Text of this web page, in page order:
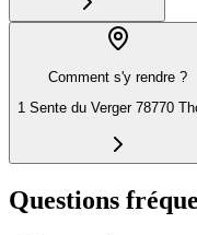
Comment s'y rendre ?
1 Sente du Verger 78770
Questions